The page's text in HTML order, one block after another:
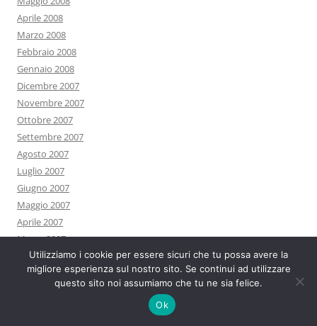
Aprile 2008
Marzo 2008
Febbraio 2008
Gennaio 2008
Dicembre 2007
Novembre 2007
Ottobre 2007
Settembre 2007
Agosto 2007
Luglio 2007
Giugno 2007
Maggio 2007
Aprile 2007
Marzo 2007
Febbraio 2007
Gennaio 2007
Utilizziamo i cookie per essere sicuri che tu possa avere la
migliore esperienza sul nostro sito. Se continui ad utilizzare
questo sito noi assumiamo che tu ne sia felice.
Ok